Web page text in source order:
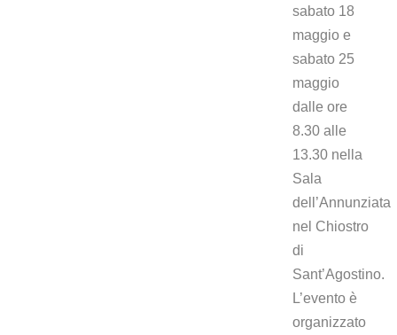
sabato 18
maggio e
sabato 25
maggio
dalle ore
8.30 alle
13.30 nella
Sala
dell’Annunziata
nel Chiostro
di
Sant’Agostino.
L’evento è
organizzato